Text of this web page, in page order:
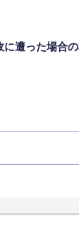
遭った場合